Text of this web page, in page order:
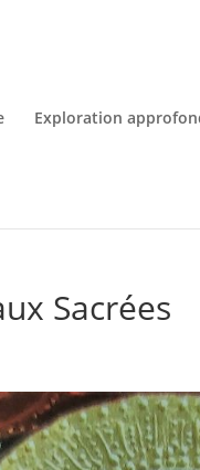
Exploration
Sacrées